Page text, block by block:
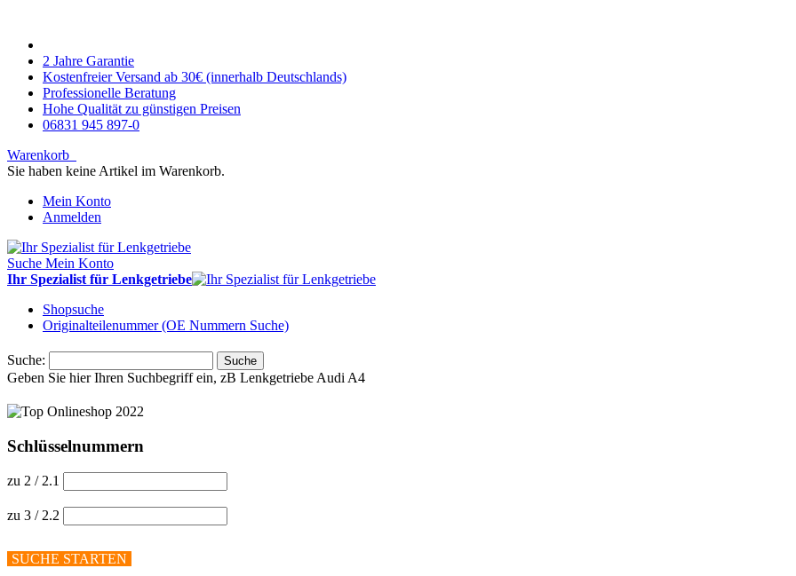
2 Jahre Garantie
Kostenfreier Versand ab 30€ (innerhalb Deutschlands)
Professionelle Beratung
Hohe Qualität zu günstigen Preisen
06831 945 897-0
Warenkorb
Sie haben keine Artikel im Warenkorb.
Mein Konto
Anmelden
Suche Mein Konto
Ihr Spezialist für Lenkgetriebe
Shopsuche
Originalteilenummer (OE Nummern Suche)
Suche: Suche
Geben Sie hier Ihren Suchbegriff ein, zB Lenkgetriebe Audi A4
Schlüsselnummern
zu 2 / 2.1
zu 3 / 2.2
SUCHE STARTEN